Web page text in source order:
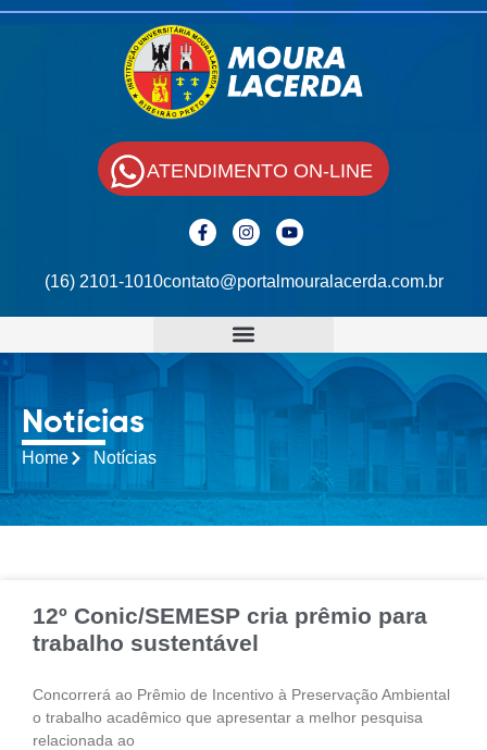
(16) 2101-1010contato@portalmouralacerda.com.br
ATENDIMENTO ON-LINE
Notícias
Home Notícias
12º Conic/SEMESP cria prêmio para
trabalho sustentável
Concorrerá ao Prêmio de Incentivo à Preservação Ambiental
o trabalho acadêmico que apresentar a melhor pesquisa
relacionada ao